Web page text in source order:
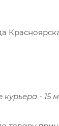
- 15